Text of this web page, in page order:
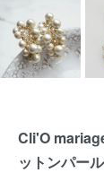
Cli'O
ットンパー